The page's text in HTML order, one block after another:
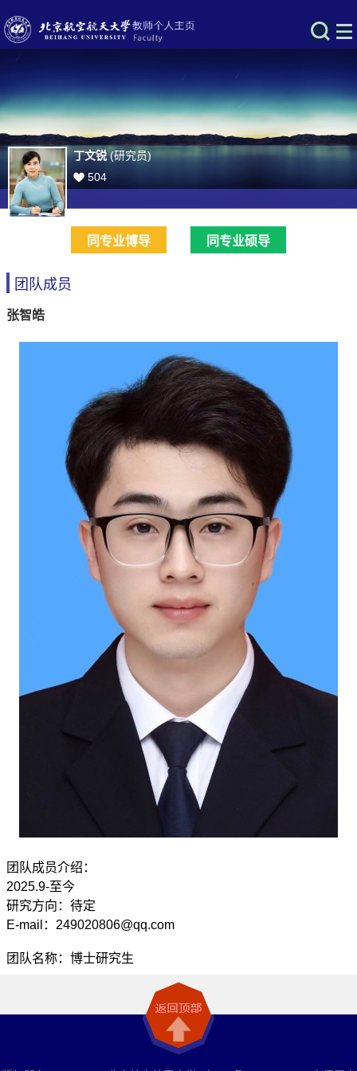
丁文锐(研究员)
504
同专业博导 同专业硕导
团队成员
张智皓
团队成员介绍：
2025.9-至今
研究方向：待定
E-mail：249020806@qq.com
团队名称：博士研究生